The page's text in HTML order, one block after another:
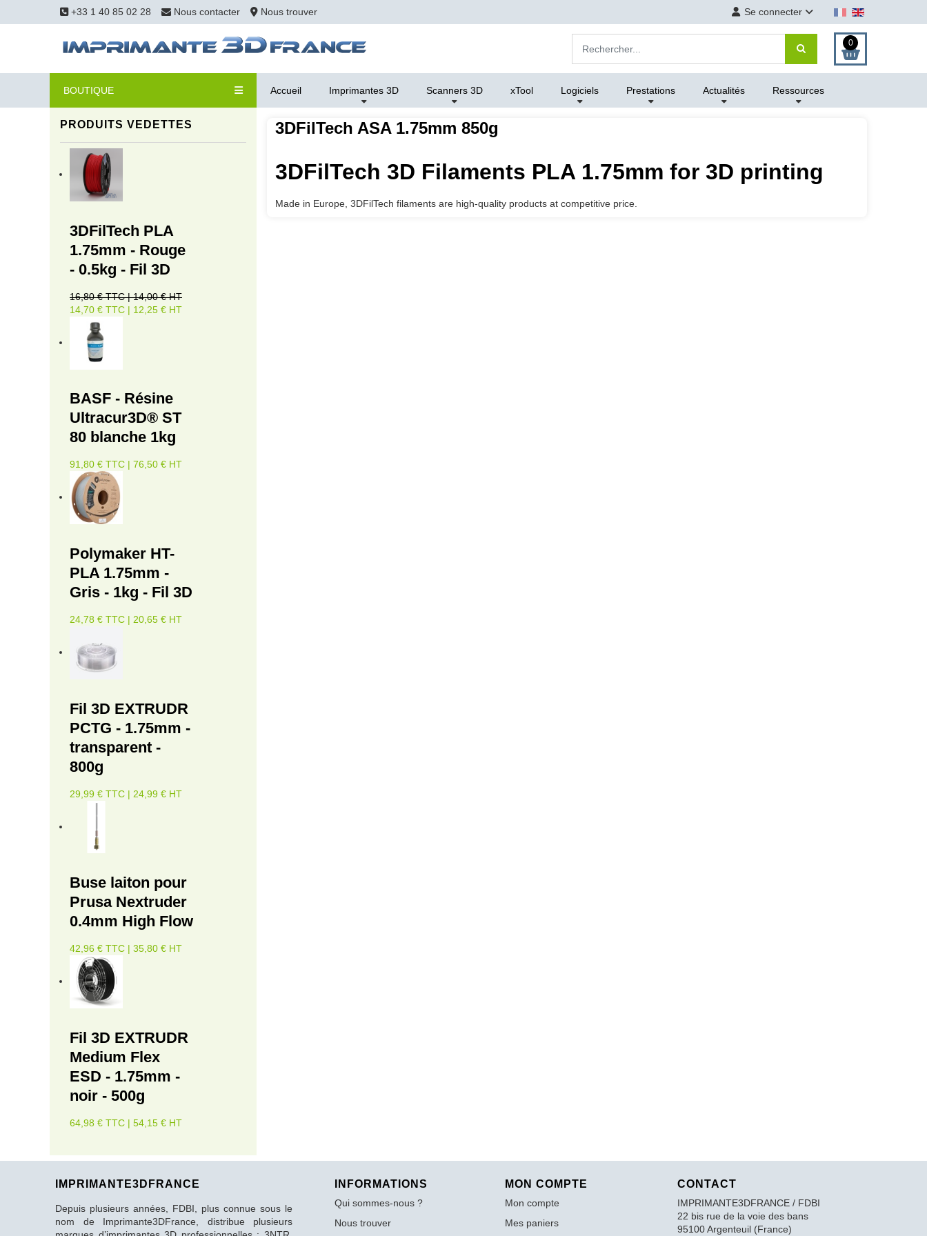
+33 1 40 85 02 28 Nous contacter Nous trouver Se connecter
0
BOUTIQUE Accueil Imprimantes 3D Scanners 3D xTool Logiciels Prestations Actualités Ressources
PRODUITS VEDETTES
3DFilTech PLA
1.75mm - Rouge
- 0.5kg - Fil 3D
16,80 € TTC | 14,00 € HT
14,70 € TTC | 12,25 € HT
BASF - Résine
Ultracur3D® ST
80 blanche 1kg
91,80 € TTC | 76,50 € HT
Polymaker HT-
PLA 1.75mm -
Gris - 1kg - Fil 3D
24,78 € TTC | 20,65 € HT
Fil 3D EXTRUDR
PCTG - 1.75mm -
transparent -
800g
29,99 € TTC | 24,99 € HT
Buse laiton pour
Prusa Nextruder
0.4mm High Flow
42,96 € TTC | 35,80 € HT
Fil 3D EXTRUDR
Medium Flex
ESD - 1.75mm -
noir - 500g
64,98 € TTC | 54,15 € HT
3DFilTech ASA 1.75mm 850g
3DFilTech 3D Filaments PLA 1.75mm for 3D printing
Made in Europe, 3DFilTech filaments are high-quality products at competitive price.
IMPRIMANTE3DFRANCE
Depuis plusieurs années, FDBI, plus connue sous le
nom de Imprimante3DFrance, distribue plusieurs
INFORMATIONS
Qui sommes-nous ?
Nous trouver
MON COMPTE
Mon compte
Mes paniers
CONTACT
IMPRIMANTE3DFRANCE / FDBI
22 bis rue de la voie des bans
95100 Argenteuil (France)